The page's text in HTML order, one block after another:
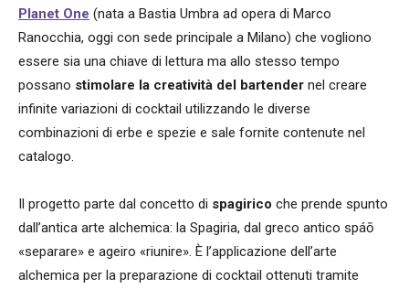
Planet One (nata a Bastia Umbra ad opera di Marco
Ranocchia, oggi con sede principale a Milano) che vogliono
essere sia una chiave di lettura ma allo stesso tempo
possano stimolare la creatività del bartender nel creare
infinite variazioni di cocktail utilizzando le diverse
combinazioni di erbe e spezie e sale fornite contenute nel
catalogo.
Il progetto parte dal concetto di spagirico che prende spunto
dall’antica arte alchemica: la Spagiria, dal greco antico spáō
«separare» e ageiro «riunire». È l’applicazione dell’arte
alchemica per la preparazione di cocktail ottenuti tramite